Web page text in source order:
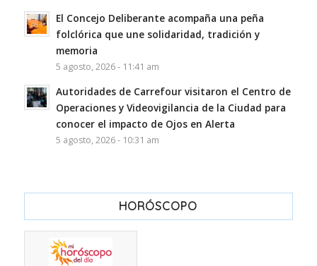
El Concejo Deliberante acompaña una peña
folclórica que une solidaridad, tradición y
memoria
5 agosto, 2026 - 11:41 am
Autoridades de Carrefour visitaron el Centro de
Operaciones y Videovigilancia de la Ciudad para
conocer el impacto de Ojos en Alerta
5 agosto, 2026 - 10:31 am
HORÓSCOPO